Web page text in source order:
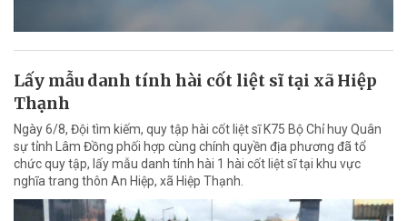
Lấy mẫu danh tính hài cốt liệt sĩ tại xã Hiệp
Thạnh
Ngày 6/8, Đội tìm kiếm, quy tập hài cốt liệt sĩ K75 Bộ Chỉ huy Quân
sự tỉnh Lâm Đồng phối hợp cùng chính quyền địa phương đã tổ
chức quy tập, lấy mẫu danh tính hài 1 hài cốt liệt sĩ tại khu vực
nghĩa trang thôn An Hiệp, xã Hiệp Thạnh.